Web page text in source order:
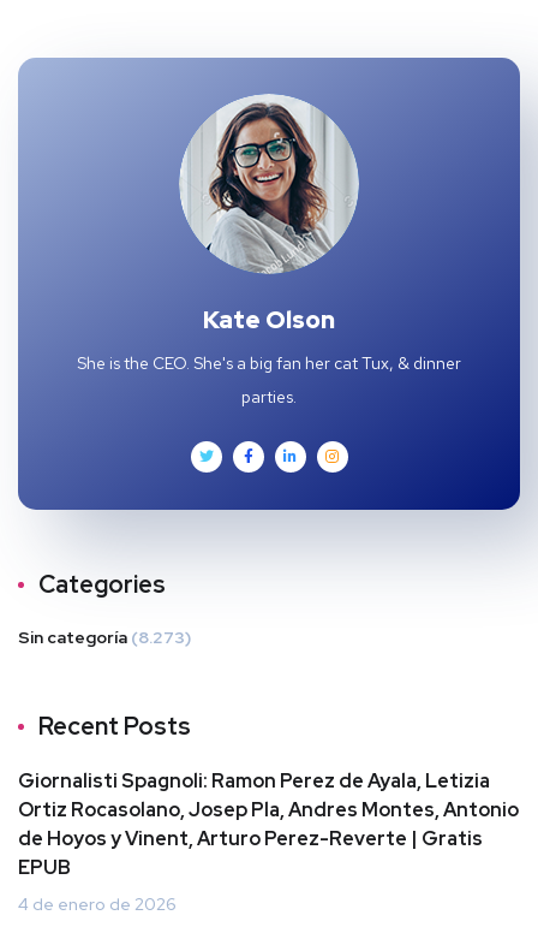
Kate Olson
She is the CEO. She's a big fan her cat Tux, & dinner
parties.
Categories
Sin categoría (8.273)
Recent Posts
Giornalisti Spagnoli: Ramon Perez de Ayala, Letizia
Ortiz Rocasolano, Josep Pla, Andres Montes, Antonio
de Hoyos y Vinent, Arturo Perez-Reverte | Gratis
EPUB
4 de enero de 2026